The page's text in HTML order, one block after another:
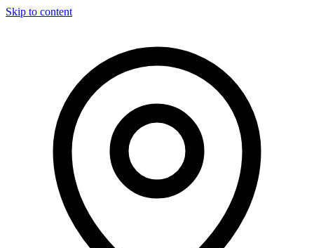
Skip to content